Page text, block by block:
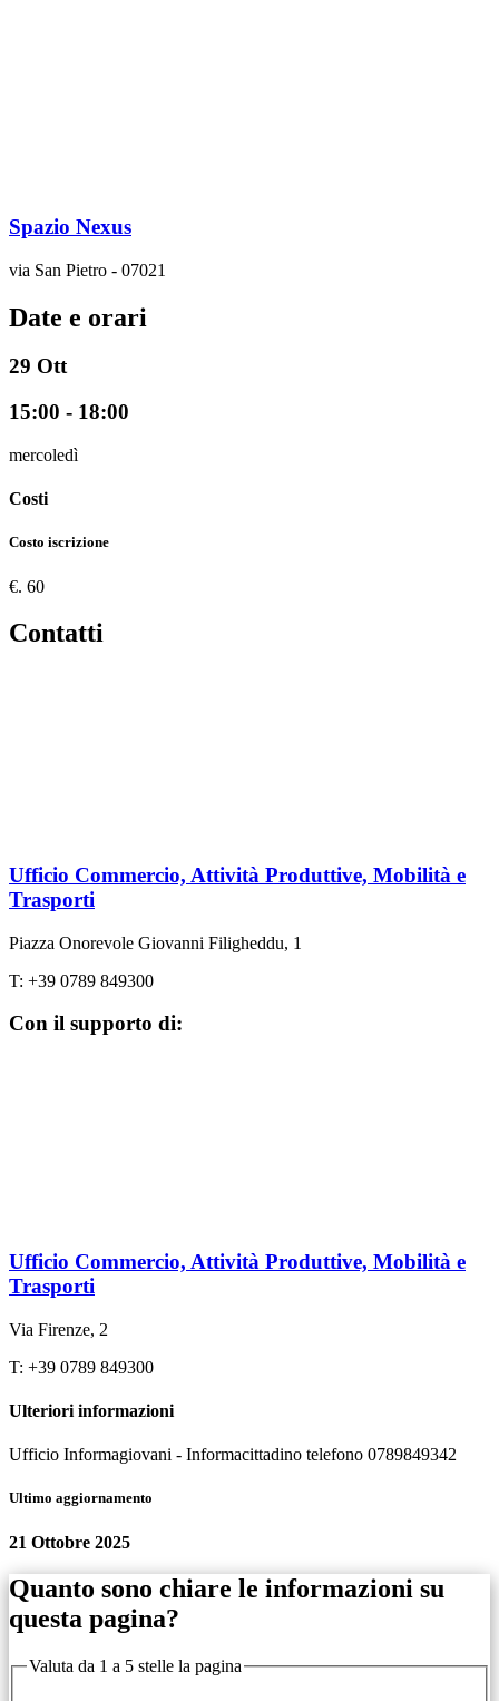
Spazio Nexus
via San Pietro - 07021
Date e orari
29 Ott
15:00 - 18:00
mercoledì
Costi
Costo iscrizione
€. 60
Contatti
Ufficio Commercio, Attività Produttive, Mobilità e
Trasporti
Piazza Onorevole Giovanni Filigheddu, 1
T: +39 0789 849300
Con il supporto di:
Ufficio Commercio, Attività Produttive, Mobilità e
Trasporti
Via Firenze, 2
T: +39 0789 849300
Ulteriori informazioni
Ufficio Informagiovani - Informacittadino telefono 0789849342
Ultimo aggiornamento
21 Ottobre 2025
Quanto sono chiare le informazioni su
questa pagina?
Valuta da 1 a 5 stelle la pagina